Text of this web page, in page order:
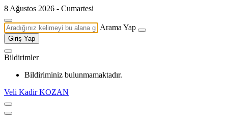
8 Ağustos 2026 - Cumartesi
Arama Yap
Giriş Yap
Bildirimler
Bildiriminiz bulunmamaktadır.
Veli Kadir KOZAN